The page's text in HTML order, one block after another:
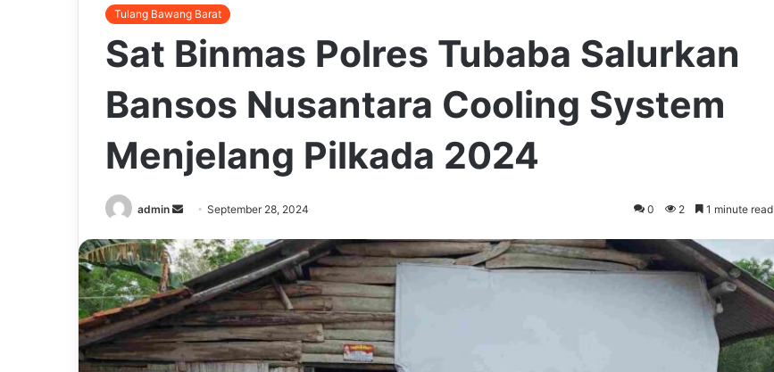
Tulang Bawang Barat
Sat Binmas Polres Tubaba Salurkan
Bansos Nusantara Cooling System
Menjelang Pilkada 2024
admin
Send
email
September 28, 2024 0 2 1 minute read